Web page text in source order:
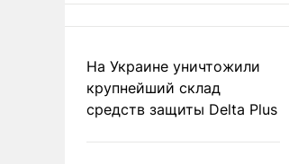
На Украине уничтожили
крупнейший склад
средств защиты Delta Plus